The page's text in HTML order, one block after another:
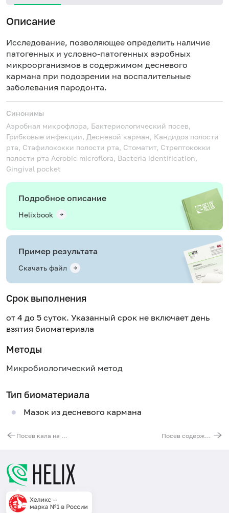
Описание
Исследование, позволяющее определить наличие
патогенных и условно-патогенных аэробных
микроорганизмов в содержимом десневого
кармана при подозрении на воспалительные
заболевания пародонта.
Синонимы
Аэробная микрофлора, Бактериологический посев,
Грибковые инфекции, Десневой карман, Кандидоз полости
рта, Стафилококки полости рта, Стоматит, Стрептококки
полости рта Aerobic microflora, Bacteria identification,
Gingival pocket
Подробное описание
Helixbook
Пример результата
Скачать файл
Срок выполнения
от 4 до 5 суток. Указанный срок не включает день
взятия биоматериала
Методы
Микробиологический метод
Тип биоматериала
Мазок из десневого кармана
Посев кала на условно-патогенную флору с определением чувствительности к антибиотикам Посев содержимого десневого кармана на анаэробную микрофлору без определения чувствительности к антибиотикам